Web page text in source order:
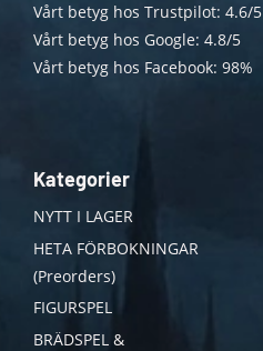
Vårt betyg hos Trustpilot: 4.6/5
Vårt betyg hos Google: 4.8/5
Vårt betyg hos Facebook: 98%
Kategorier
NYTT I LAGER
HETA FÖRBOKNINGAR
(Preorders)
FIGURSPEL
BRÄDSPEL &